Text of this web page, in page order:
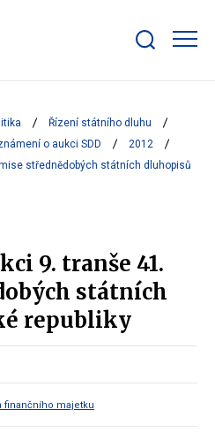
bar
Řízení státního dluhu
o aukci SDD
2012
střednědobých státních dluhopisů
9. tranše 41.
státních
republiky
finančního majetku